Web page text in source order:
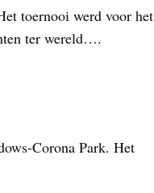
toernooi werd voor het
ter wereld….
Corona Park. Het